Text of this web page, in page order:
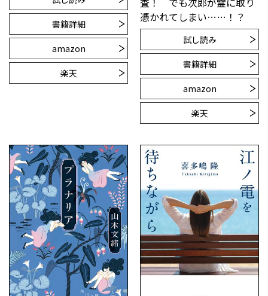
書籍詳細
amazon
楽天
憑かれてしまい……！？
試し読み
書籍詳細
amazon
楽天